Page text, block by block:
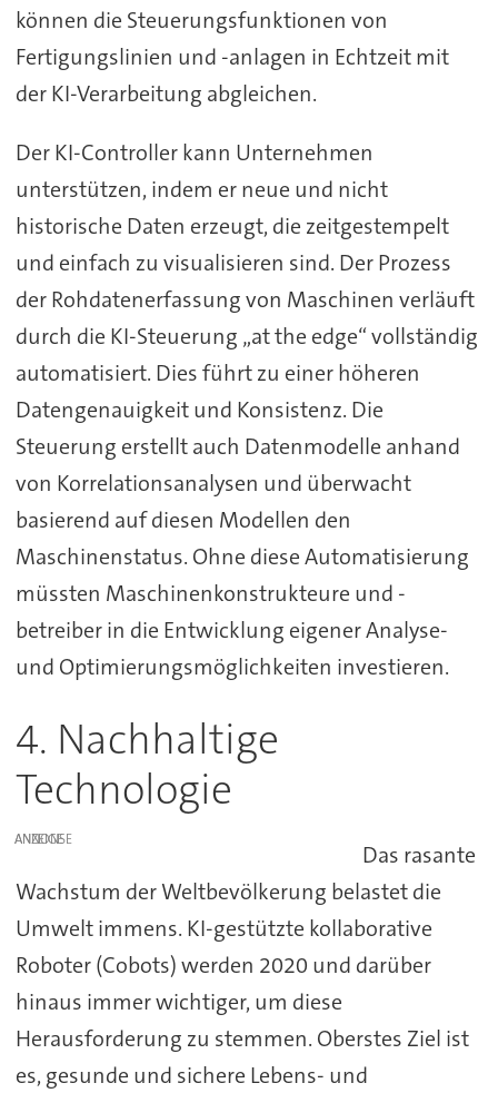
können die Steuerungsfunktionen von
Fertigungslinien und -anlagen in Echtzeit mit
der KI-Verarbeitung abgleichen.
Der KI-Controller kann Unternehmen
unterstützen, indem er neue und nicht
historische Daten erzeugt, die zeitgestempelt
und einfach zu visualisieren sind. Der Prozess
der Rohdatenerfassung von Maschinen verläuft
durch die KI-Steuerung „at the edge“ vollständig
automatisiert. Dies führt zu einer höheren
Datengenauigkeit und Konsistenz. Die
Steuerung erstellt auch Datenmodelle anhand
von Korrelationsanalysen und überwacht
basierend auf diesen Modellen den
Maschinenstatus. Ohne diese Automatisierung
müssten Maschinenkonstrukteure und -
betreiber in die Entwicklung eigener Analyse-
und Optimierungsmöglichkeiten investieren.
4. Nachhaltige
Technologie
ANZEIGE
Das rasante
Wachstum der Weltbevölkerung belastet die
Umwelt immens. KI-gestützte kollaborative
Roboter (Cobots) werden 2020 und darüber
hinaus immer wichtiger, um diese
Herausforderung zu stemmen. Oberstes Ziel ist
es, gesunde und sichere Lebens- und